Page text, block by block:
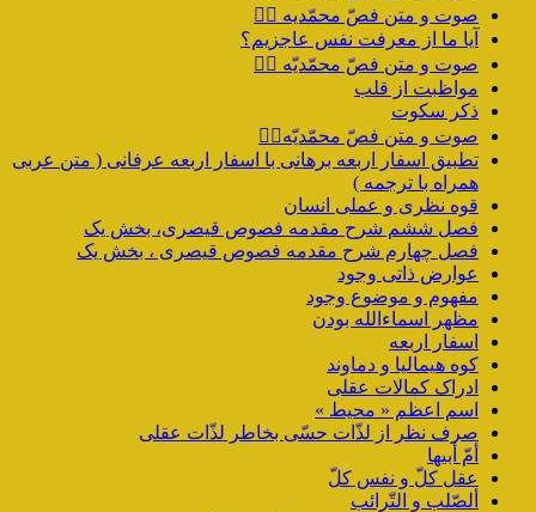
صوت و متن فصّ محمّدیه ۳️⃣
آیا ما از معرفت نفس عاجزیم؟
صوت و متن فصّ محمّدیّه ۲️⃣
مواظبت از قلب
ذکر سکوت
صوت و متن فصّ محمّدیّه۱️⃣
تطبیق اسفار اربعه برهانی با اسفار اربعه عرفانی ( متن عربی
همراه با ترجمه )
قوه نظری و عملی انسان
فصل ششم شرح مقدمه فصوص قیصری، بخش یک
فصل چهارم شرح مقدمه فصوص قیصری ، بخش یک
عوارض ذاتی وجود
مفهوم و موضوع وجود
مظهر اسماءالله بودن
اسفار اربعه
کوه هیمالیا و دماوند
ادراک کمالات عقلی
اسم اعظم « محیط »
صرف نظر از لذّات حسّی بخاطر لذّات عقلی
أمّ أبیها
عقل کلّ و نفس کلّ
ألصّلب و التّرائب